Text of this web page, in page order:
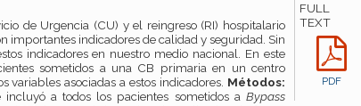
FULL
TEXT
PDF
de Urgencia (CU) y el reingreso (RI) hospitalario
importantes indicadores de calidad y seguridad. Sin
indicadores en nuestro medio nacional. En este
sometidos a una CB primaria en un centro
asociadas a estos indicadores. Métodos:
a todos los pacientes sometidos a Bypass